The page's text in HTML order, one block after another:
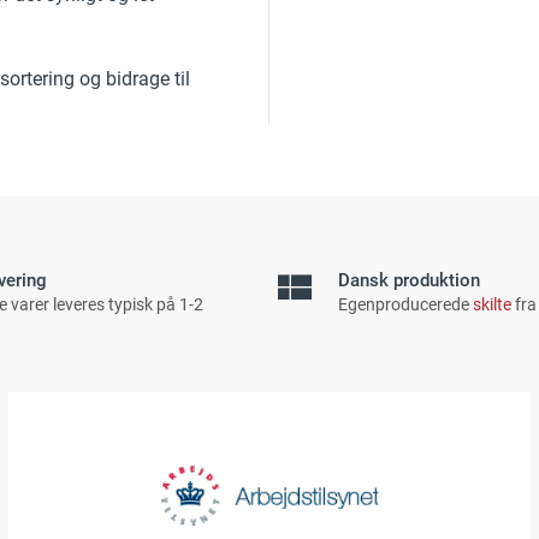
og bidrage til
varer leveres typisk på 1-2
Dansk produktion
Egenproduceredeskiltefra